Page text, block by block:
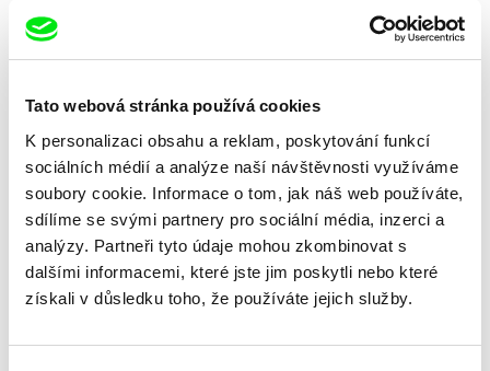
Tato webová stránka používá cookies
K personalizaci obsahu a reklam, poskytování funkcí
sociálních médií a analýze naší návštěvnosti využíváme
soubory cookie. Informace o tom, jak náš web používáte,
sdílíme se svými partnery pro sociální média, inzerci a
analýzy. Partneři tyto údaje mohou zkombinovat s
dalšími informacemi, které jste jim poskytli nebo které
získali v důsledku toho, že používáte jejich služby.
Malý švec
Lubomír Beneš
Pat a Mat: Dveře